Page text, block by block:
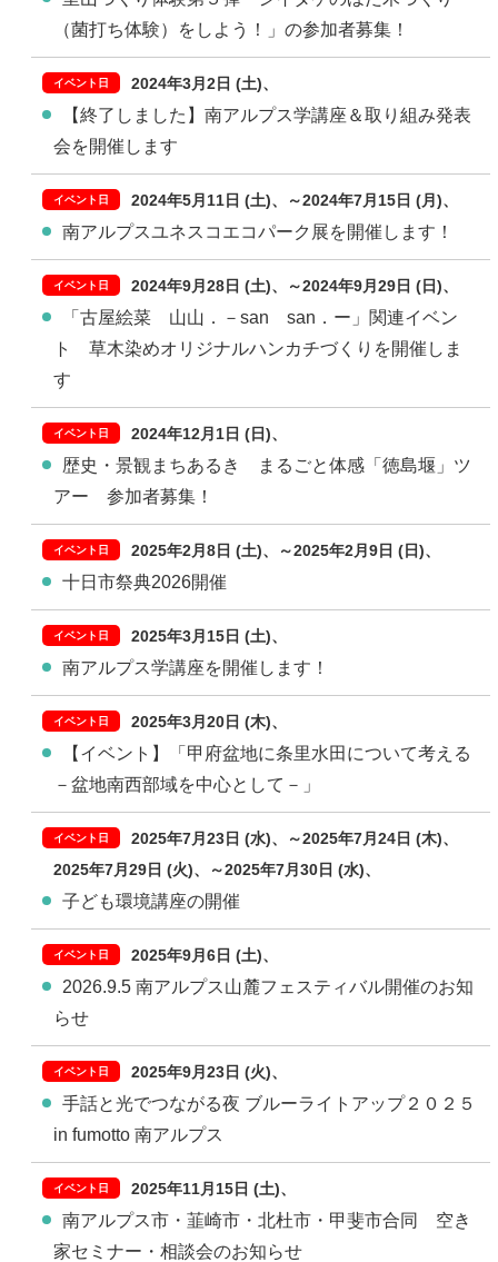
（菌打ち体験）をしよう！」の参加者募集！
2024年3月2日 (土)
【終了しました】南アルプス学講座＆取り組み発表
会を開催します
2024年5月11日 (土) ～2024年7月15日 (月)
南アルプスユネスコエコパーク展を開催します！
2024年9月28日 (土) ～2024年9月29日 (日)
「古屋絵菜 山山．－san san．ー」関連イベン
ト 草木染めオリジナルハンカチづくりを開催しま
す
2024年12月1日 (日)
歴史・景観まちあるき まるごと体感「徳島堰」ツ
アー 参加者募集！
2025年2月8日 (土) ～2025年2月9日 (日)
十日市祭典2026開催
2025年3月15日 (土)
南アルプス学講座を開催します！
2025年3月20日 (木)
【イベント】「甲府盆地に条里水田について考える
－盆地南西部域を中心として－」
2025年7月23日 (水) ～2025年7月24日 (木)
2025年7月29日 (火)
～2025年7月30日 (水)
子ども環境講座の開催
2025年9月6日 (土)
2026.9.5 南アルプス山麓フェスティバル開催のお知
らせ
2025年9月23日 (火)
手話と光でつながる夜 ブルーライトアップ２０２５
in fumotto 南アルプス
2025年11月15日 (土)
南アルプス市・韮崎市・北杜市・甲斐市合同 空き
家セミナー・相談会のお知らせ